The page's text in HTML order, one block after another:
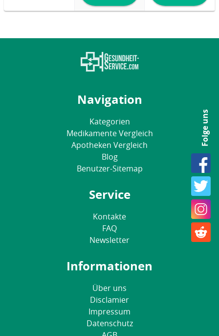
Navigation
Kategorien
Medikamente Vergleich
Apotheken Vergleich
Blog
Benutzer-Sitemap
Service
Kontakte
FAQ
Newsletter
Informationen
Über uns
Disclamier
Impressum
Datenschutz
Folge uns